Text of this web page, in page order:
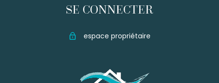
SE CONNECTER
espace propriétaire